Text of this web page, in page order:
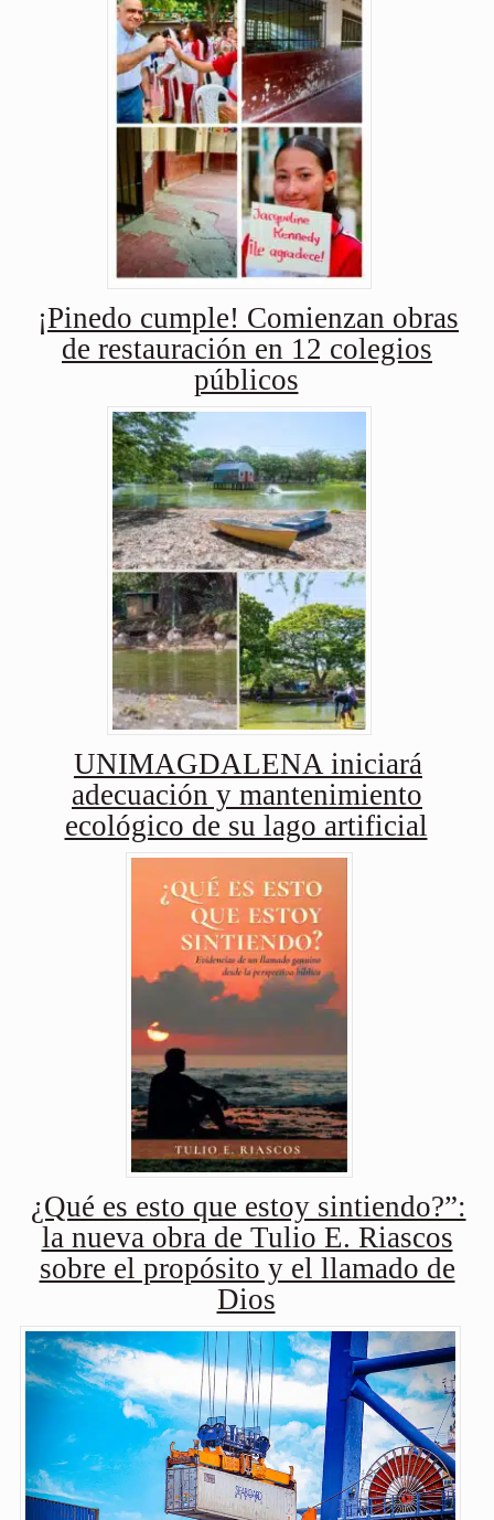
¡Pinedo cumple! Comienzan obras
de restauración en 12 colegios
públicos
UNIMAGDALENA iniciará
adecuación y mantenimiento
ecológico de su lago artificial
¿Qué es esto que estoy sintiendo?”:
la nueva obra de Tulio E. Riascos
sobre el propósito y el llamado de
Dios